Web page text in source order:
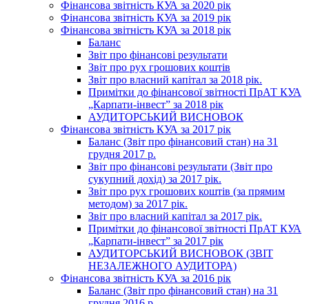
Фінансова звітність КУА за 2020 рік
Фінансова звітність КУА за 2019 рік
Фінансова звітність КУА за 2018 рік
Баланс
Звіт про фінансові результати
Звіт про рух грошових коштів
Звіт про власний капітал за 2018 рік.
Примітки до фінансової звітності ПрАТ КУА
„Карпати-інвест” за 2018 рік
АУДИТОРСЬКИЙ ВИСНОВОК
Фінансова звітність КУА за 2017 рік
Баланс (Звіт про фінансовий стан) на 31
грудня 2017 р.
Звіт про фінансові результати (Звіт про
сукупний дохід) за 2017 рік.
Звіт про рух грошових коштів (за прямим
методом) за 2017 рік.
Звіт про власний капітал за 2017 рік.
Примітки до фінансової звітності ПрАТ КУА
„Карпати-інвест” за 2017 рік
АУДИТОРСЬКИЙ ВИСНОВОК (ЗВІТ
НЕЗАЛЕЖНОГО АУДИТОРА)
Фінансова звітність КУА за 2016 рік
Баланс (Звіт про фінансовий стан) на 31